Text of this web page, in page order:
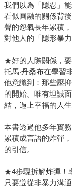
我們以為「隱忍」
看似圓融的關係背
聲的怨氣長年累積
對他人的「隱形暴力
★好的人際關係，要
托馬‧丹桑布在學習
他意識到：那些壓
的開始。唯有坦誠
結，過上幸福的人生
本書透過他多年實
累積成言語的炸彈
的引信。
★4步驟拆解炸彈！
只要遵從非暴力溝